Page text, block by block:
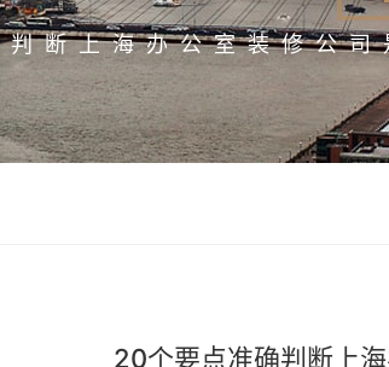
断上海办公室装修公
20个要点准确判断上